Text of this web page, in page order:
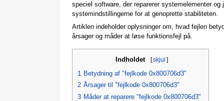
speciel software, der reparerer systemelementer og
systemindstillingerne for at genoprette stabiliteten.
Artiklen indeholder oplysninger om, hvad fejlen
årsager og måder at løse funktionsfejl på.
Indholdet [skjul ]
1 Betydning af "fejlkode 0x800706d3"
2 Årsager til "fejlkode 0x800706d3"
3 Måder at reparere "fejlkode 0x800706d3"
Once the download is complete, click on the
downloaded file link